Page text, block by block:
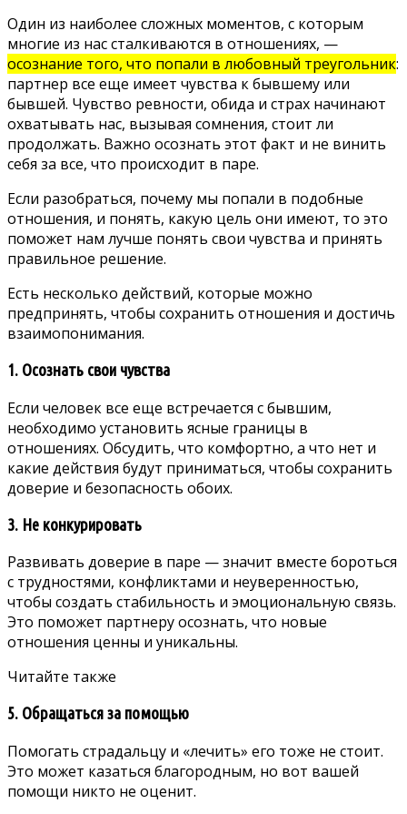
Один из наиболее сложных моментов, с которым
многие из нас сталкиваются в отношениях, —
осознание того, что попали в любовный треугольник:
партнер все еще имеет чувства к бывшему или
бывшей. Чувство ревности, обида и страх начинают
охватывать нас, вызывая сомнения, стоит ли
продолжать. Важно осознать этот факт и не винить
себя за все, что происходит в паре.
Если разобраться, почему мы попали в подобные
отношения, и понять, какую цель они имеют, то это
поможет нам лучше понять свои чувства и принять
правильное решение.
Есть несколько действий, которые можно
предпринять, чтобы сохранить отношения и достичь
взаимопонимания.
1. Осознать свои чувства
Если человек все еще встречается с бывшим,
необходимо установить ясные границы в
отношениях. Обсудить, что комфортно, а что нет и
какие действия будут приниматься, чтобы сохранить
доверие и безопасность обоих.
3. Не конкурировать
Развивать доверие в паре — значит вместе бороться
с трудностями, конфликтами и неуверенностью,
чтобы создать стабильность и эмоциональную связь.
Это поможет партнеру осознать, что новые
отношения ценны и уникальны.
Читайте также
5. Обращаться за помощью
Помогать страдальцу и «лечить» его тоже не стоит.
Это может казаться благородным, но вот вашей
помощи никто не оценит.